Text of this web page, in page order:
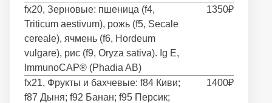
fx20, Зерновые: пшеница (f4,
Triticum aestivum), рожь (f5, Secale
cereale), ячмень (f6, Hordeum
vulgare), рис (f9, Oryza sativa). Ig E,
ImmunoCAP® (Phadia AB)
1350₽
fx21, Фрукты и бахчевые: f84 Киви;
f87 Дыня; f92 Банан; f95 Персик;
1400₽